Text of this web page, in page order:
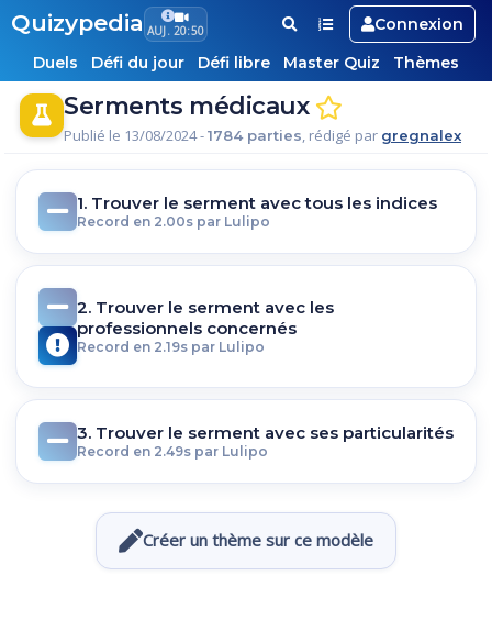
Quizypedia AUJ. 20:50
Connexion
Duels
Défi du jour Défi libre Master Quiz Thèmes
Serments médicaux
Publié le 13/08/2024 -1784 parties, rédigé par gregnalex
1. Trouver le serment avec tous les indices
Record en 2.00s par Lulipo
2. Trouver le serment avec les
professionnels concernés
Record en 2.19s par Lulipo
3. Trouver le serment avec ses particularités
Record en 2.49s par Lulipo
Créer un thème sur ce modèle